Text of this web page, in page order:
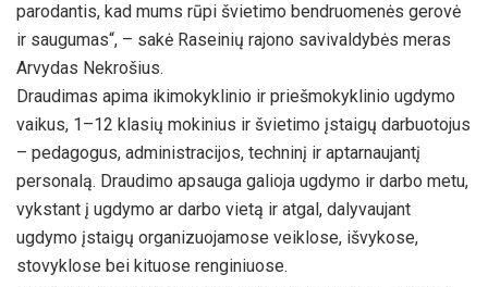
parodantis, kad mums rūpi švietimo bendruomenės gerovė
ir saugumas“, – sakė Raseinių rajono savivaldybės meras
Arvydas Nekrošius.
Draudimas apima ikimokyklinio ir priešmokyklinio ugdymo
vaikus, 1–12 klasių mokinius ir švietimo įstaigų darbuotojus
– pedagogus, administracijos, techninį ir aptarnaujantį
personalą. Draudimo apsauga galioja ugdymo ir darbo metu,
vykstant į ugdymo ar darbo vietą ir atgal, dalyvaujant
ugdymo įstaigų organizuojamose veiklose, išvykose,
stovyklose bei kituose renginiuose.